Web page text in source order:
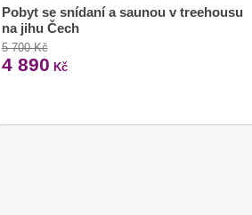
Pobyt se snídaní a saunou v treehousu
na jihu Čech
5 700 Kč
4 890 Kč